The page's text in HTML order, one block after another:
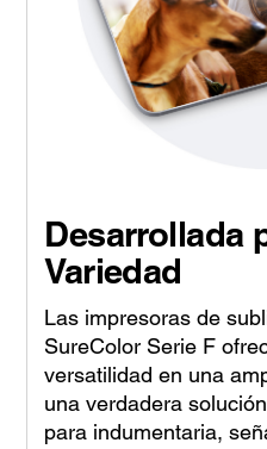
Desarrollada
Variedad
Las impresoras de
SureColor Serie F
versatilidad en una
una verdadera
para indumentaria,